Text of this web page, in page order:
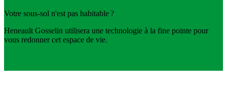
Votre sous-sol n'est pas habitable ?
Heneault Gosselin utilisera une technologie à la fine pointe pour
vous redonner cet espace de vie.